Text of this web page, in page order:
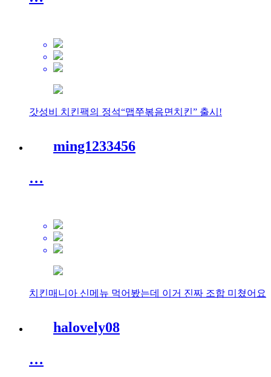
갓성비 치킨팩의 정석“맵쭈볶음면치킨” 출시!
ming1233456
…
치킨매니아 신메뉴 먹어봤는데 이거 진짜 조합 미쳤어요
halovely08
…